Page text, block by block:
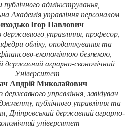
публічного адміністрування,
Академія управління персоналом
Ігор Павлович
державного управління, професор,
обліку, оподаткування та
економічною безпекою,
державний аграрно-економічний
Університет
Андрій Миколайович
державного управління, завідувач
публічного управління та
Дніпровський державний аграрно-
університет